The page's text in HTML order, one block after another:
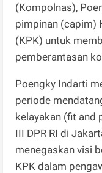
(Kompolnas),
pimpinan (capim)
(KPK) untuk
pemberantasan
Poengky Indarti
periode
kelayakan (fit and
III DPR RI di
menegaskan visi
KPK dalam